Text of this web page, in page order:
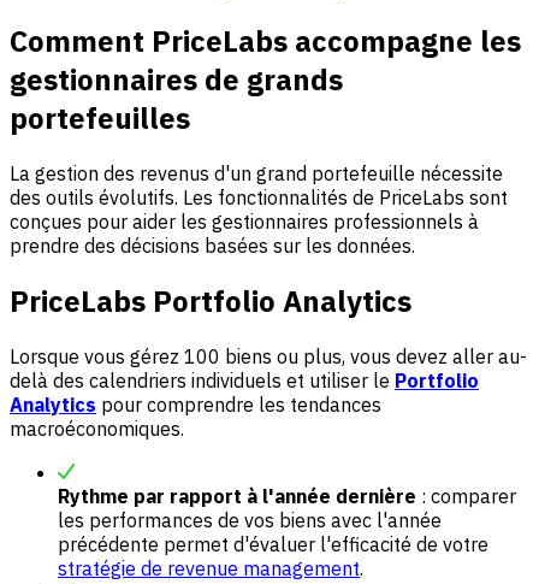
Comment PriceLabs accompagne les
gestionnaires de grands
portefeuilles
La gestion des revenus d'un grand portefeuille nécessite
des outils évolutifs. Les fonctionnalités de PriceLabs sont
conçues pour aider les gestionnaires professionnels à
prendre des décisions basées sur les données.
PriceLabs Portfolio Analytics
Lorsque vous gérez 100 biens ou plus, vous devez aller au-
delà des calendriers individuels et utiliser le Portfolio
Analytics pour comprendre les tendances
macroéconomiques.
Rythme par rapport à l'année dernière : comparer
les performances de vos biens avec l'année
précédente permet d'évaluer l'efficacité de votre
stratégie de revenue management.